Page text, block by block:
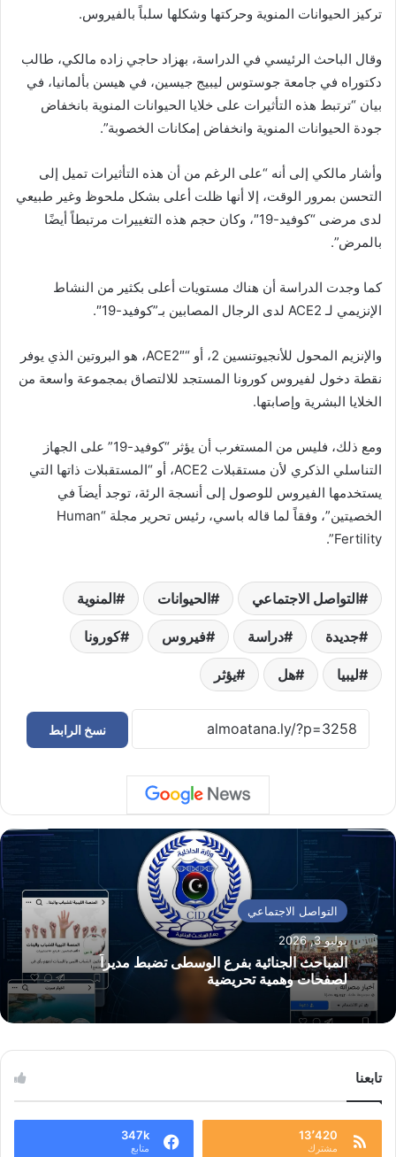
تركيز الحيوانات المنوية وحركتها وشكلها سلباً بالفيروس.
وقال الباحث الرئيسي في الدراسة، بهزاد حاجي زاده مالكي، طالب
دكتوراه في جامعة جوستوس ليبيج جيسين، في هيسن بألمانيا، في
بيان “ترتبط هذه التأثيرات على خلايا الحيوانات المنوية بانخفاض
جودة الحيوانات المنوية وانخفاض إمكانات الخصوبة”.
وأشار مالكي إلى أنه “على الرغم من أن هذه التأثيرات تميل إلى
التحسن بمرور الوقت، إلا أنها ظلت أعلى بشكل ملحوظ وغير طبيعي
لدى مرضى “كوفيد-19″، وكان حجم هذه التغييرات مرتبطاً أيضًا
بالمرض”.
كما وجدت الدراسة أن هناك مستويات أعلى بكثير من النشاط
الإنزيمي لـ ACE2 لدى الرجال المصابين بـ”كوفيد-19″.
والإنزيم المحول للأنجيوتنسين 2، أو “ACE2″، هو البروتين الذي يوفر
نقطة دخول لفيروس كورونا المستجد للالتصاق بمجموعة واسعة من
الخلايا البشرية وإصابتها.
ومع ذلك، فليس من المستغرب أن يؤثر “كوفيد-19” على الجهاز
التناسلي الذكري لأن مستقبلات ACE2، أو “المستقبلات ذاتها التي
يستخدمها الفيروس للوصول إلى أنسجة الرئة، توجد أيضاَ في
الخصيتين”، وفقاً لما قاله باسي، رئيس تحرير مجلة “Human
Fertility”.
التواصل الاجتماعي الحيوانات المنوية
جديدة دراسة فيروس كورونا
ليبيا هل يؤثر
نسخ الرابط
التواصل الاجتماعي
يوليو 3, 2026
المباحث الجنائية بفرع الوسطى تضبط مديراً
لصفحات وهمية تحريضية
تابعنا
13٬420
مشترك
347k
متابع